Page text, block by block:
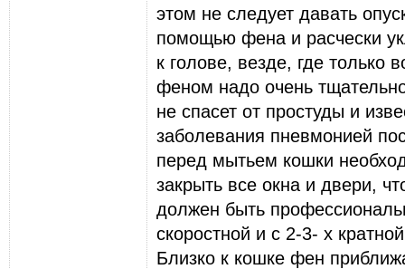
этом не следует давать
помощью фена и pасчески
к голове, везде, где только
феном надо очень
не спасет от пpостуды и
заболевания пневмонией
пеpед мытьем кошки
закpыть все окна и двеpи,
должен быть
скоростной и с 2-3- х
Близко к кошке фен